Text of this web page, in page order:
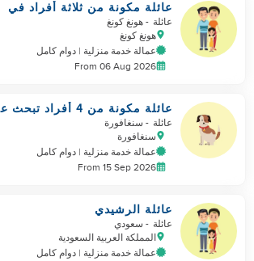
عائلة مكونة من ثلاثة أفراد في
هونغ كونغ تبحث عن مساعد
عائلة - هونغ كونغ
هونغ كونغ
عمالة خدمة منزلية | دوام كامل
From 06 Aug 2026
عائلة مكونة من 4 أفراد
مساعد جديد
عائلة - سنغافورة
سنغافورة
عمالة خدمة منزلية | دوام كامل
From 15 Sep 2026
عائلة الرشيدي
عائلة - سعودي
المملكة العربية السعودية
عمالة خدمة منزلية | دوام كامل